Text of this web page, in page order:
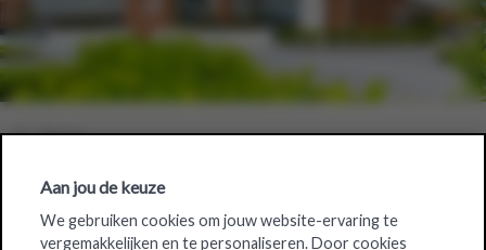
OKay
Aan jou de keuze
We gebruiken cookies om jouw website-ervaring te
vergemakkelijken en te personaliseren. Door cookies